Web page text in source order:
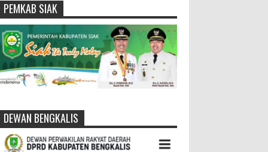
PEMKAB SIAK
DEWAN BENGKALIS